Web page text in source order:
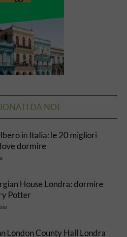
DA NOI
in Italia: le 20 migliori
dormire
House Londra: dormire
Potter
London County Hall Londra